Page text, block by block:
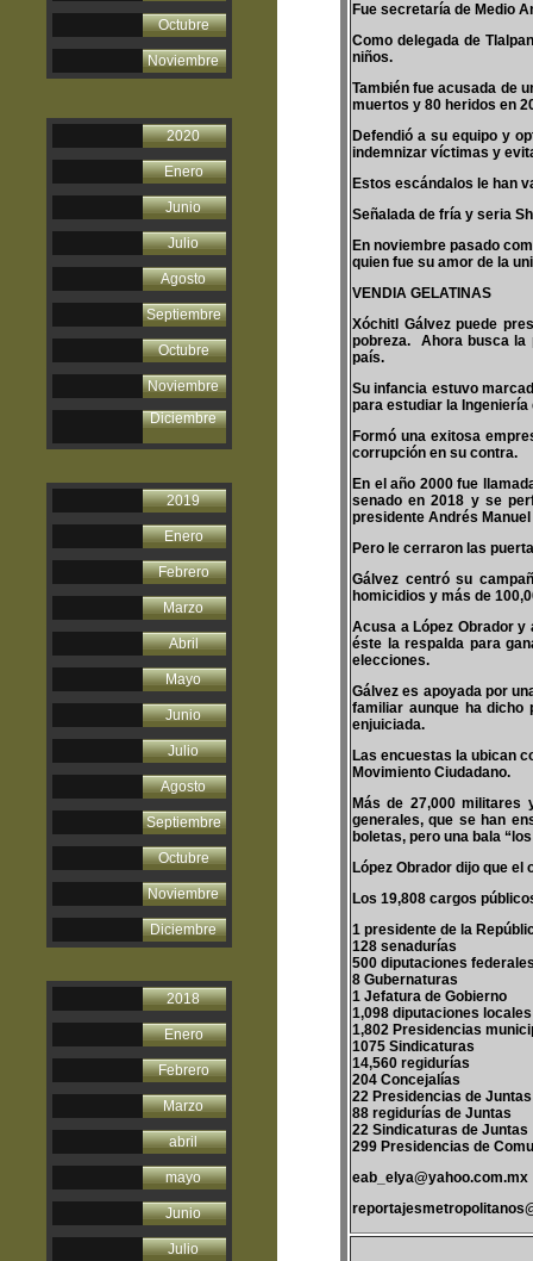
Octubre
Noviembre
2020
Enero
Junio
Julio
Agosto
Septiembre
Octubre
Noviembre
Diciembre
2019
Enero
Febrero
Marzo
Abril
Mayo
Junio
Julio
Agosto
Septiembre
Octubre
Noviembre
Diciembre
2018
Enero
Febrero
Marzo
abril
mayo
Junio
Julio
Fue secretaría de Medio
Como delegada de
niños.
También fue acusada de
muertos y 80 heridos en
Defendió a su equipo y
indemnizar víctimas y
Estos escándalos le han
Señalada de fría y seria
En noviembre pasado
quien fue su amor de la
VENDIA GELATINAS
Xóchitl Gálvez puede
pobreza. Ahora busca la
país.
Su infancia estuvo
para estudiar la
Formó una exitosa
corrupción en su contra.
En el año 2000 fue
senado en 2018 y se
presidente Andrés
Pero le cerraron las
Gálvez centró su
homicidios y más de
Acusa a López Obrador
éste la respalda para
elecciones.
Gálvez es apoyada por
familiar aunque ha dicho
enjuiciada.
Las encuestas la ubican
Movimiento Ciudadano.
Más de 27,000 militares
generales, que se han
boletas, pero una bala
López Obrador dijo que
Los 19,808 cargos
1 presidente de la
128 senadurías
500 diputaciones
8 Gubernaturas
1 Jefatura de Gobierno
1,098 diputaciones locales
1,802 Presidencias
1075 Sindicaturas
14,560 regidurías
204 Concejalías
22 Presidencias de Juntas
88 regidurías de Juntas
22 Sindicaturas de Juntas
299 Presidencias de
eab_elya@yahoo.com.mx